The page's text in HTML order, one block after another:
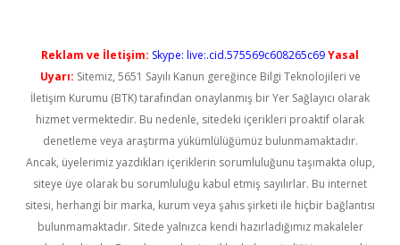
Reklam ve İletişim: Skype: live:.cid.575569c608265c69Yasal
Uyarı: Sitemiz, 5651 Sayılı Kanun gereğince Bilgi Teknolojileri ve
İletişim Kurumu (BTK) tarafından onaylanmış bir Yer Sağlayıcı olarak
hizmet vermektedir. Bu nedenle, sitedeki içerikleri proaktif olarak
denetleme veya araştırma yükümlülüğümüz bulunmamaktadır.
Ancak, üyelerimiz yazdıkları içeriklerin sorumluluğunu taşımakta olup,
siteye üye olarak bu sorumluluğu kabul etmiş sayılırlar. Bu internet
sitesi, herhangi bir marka, kurum veya şahıs şirketi ile hiçbir bağlantısı
bulunmamaktadır. Sitede yalnızca kendi hazırladığımız makaleler